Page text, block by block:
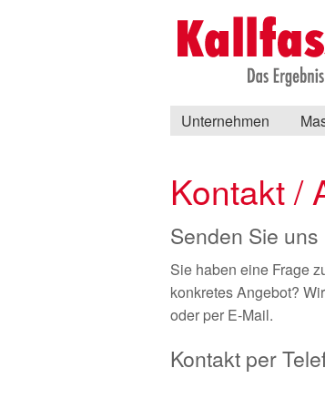
Unternehmen
Kontakt /
Senden Sie
Sie haben eine Frage
konkretes Angebot?
oder per E-Mail.
Kontakt per